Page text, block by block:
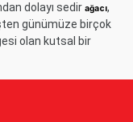
dolayı sedir ağacı,
günümüze birçok
olan kutsal bir